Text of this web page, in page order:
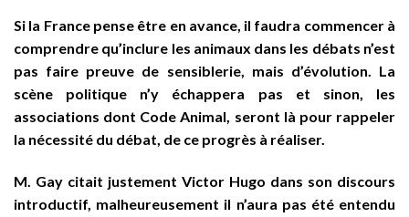
Si la France pense être en avance, il faudra commencer à
comprendre qu’inclure les animaux dans les débats n’est
pas faire preuve de sensiblerie, mais d’évolution. La
scène politique n’y échappera pas et sinon, les
associations dont Code Animal, seront là pour rappeler
la nécessité du débat, de ce progrès à réaliser.
M. Gay citait justement Victor Hugo dans son discours
introductif, malheureusement il n’aura pas été entendu